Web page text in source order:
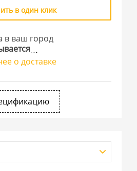
в один клик
в ваш город
о доставке